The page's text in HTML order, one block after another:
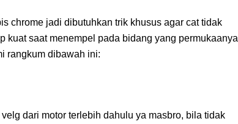
chrome jadi dibutuhkan trik khusus agar cat tidak
kuat saat menempel pada bidang yang permukaanya
rangkum dibawah ini:
dari motor terlebih dahulu ya masbro, bila tidak